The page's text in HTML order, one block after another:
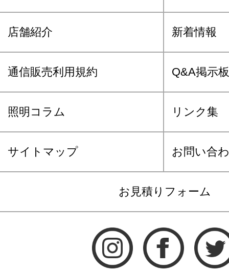
店舗紹介 新着情報
通信販売利用規約 Q&A掲示板
照明コラム リンク集
サイトマップ お問い合
お見積りフォーム